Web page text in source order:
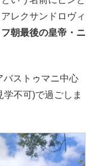
レクサンドロヴィ
朝最後の皇帝・ニ
バストゥマニ中心
不可)で過ごしま